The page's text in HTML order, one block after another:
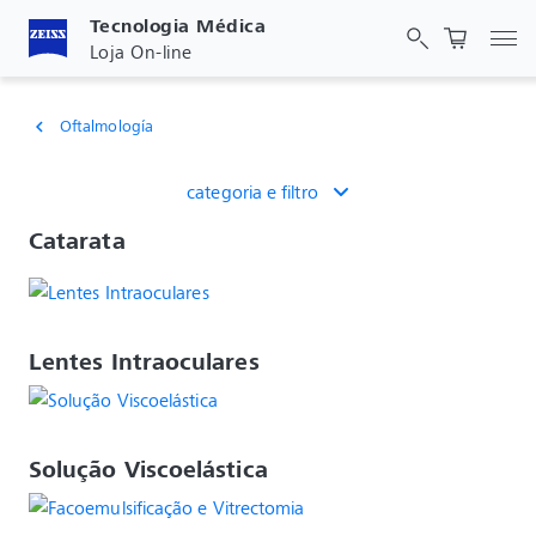
Tecnologia Médica
Loja On-line
chevron_left Oftalmología
categoria e filtro
Catarata
Lentes Intraoculares
Solução Viscoelástica